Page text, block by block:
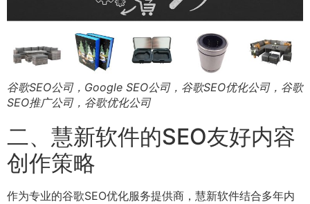
谷歌SEO公司，Google SEO公司，谷歌SEO优化公司，谷歌
SEO推广公司，谷歌优化公司
二、慧新软件的SEO友好内容
创作策略
作为专业的谷歌SEO优化服务提供商，慧新软件结合多年内